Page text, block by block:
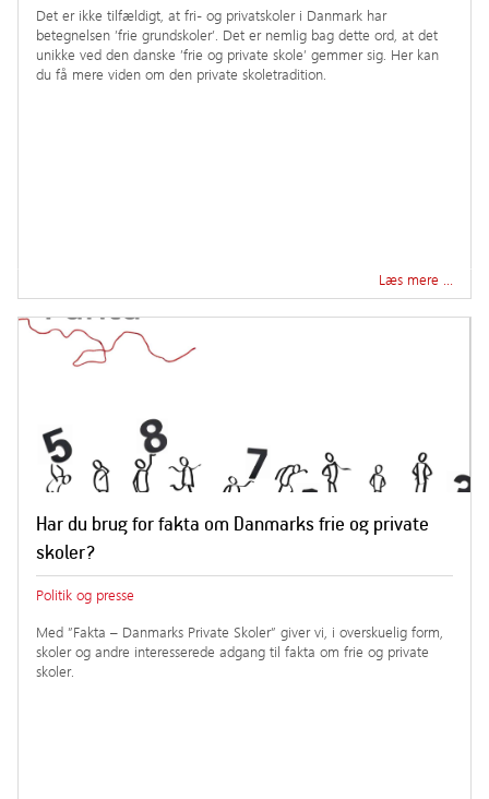
Det er ikke tilfældigt, at fri- og privatskoler i Danmark har
betegnelsen ’frie grundskoler’. Det er nemlig bag dette ord, at det
unikke ved den danske ’frie og private skole’ gemmer sig. Her kan
du få mere viden om den private skoletradition.
Læs mere …
Har du brug for fakta om Danmarks frie og private
skoler?
Politik og presse
Med ”Fakta – Danmarks Private Skoler” giver vi, i overskuelig form,
skoler og andre interesserede adgang til fakta om frie og private
skoler.